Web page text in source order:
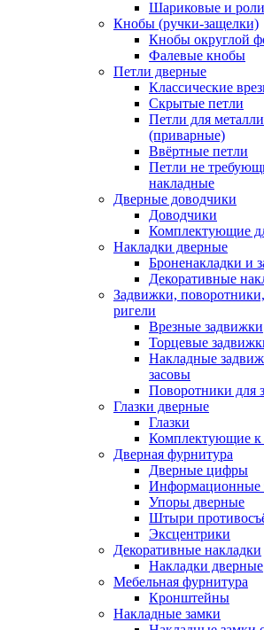
Шариковые и
Кнобы (ручки-защелки)
Кнобы округлой
Фалевые кнобы
Петли дверные
Классические
Скрытые петли
Петли для
(приварные)
Ввёртные петли
Петли не
накладные
Дверные доводчики
Доводчики
Комплектующие
Накладки дверные
Броненакладки и
Декоративные
Задвижки,
ригели
Врезные задвижки
Торцевые
Накладные
засовы
Поворотники для
Глазки дверные
Глазки
Комплектующие к
Дверная фурнитура
Дверные цифры
Информационные
Упоры дверные
Штыри
Эксцентрики
Декоративные накладки
Накладки дверные
Мебельная фурнитура
Кронштейны
Накладные замки